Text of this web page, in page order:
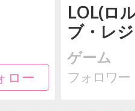
ロー
ロー
LOL(ロ
ブ・レ
ゲーム
フォロワー